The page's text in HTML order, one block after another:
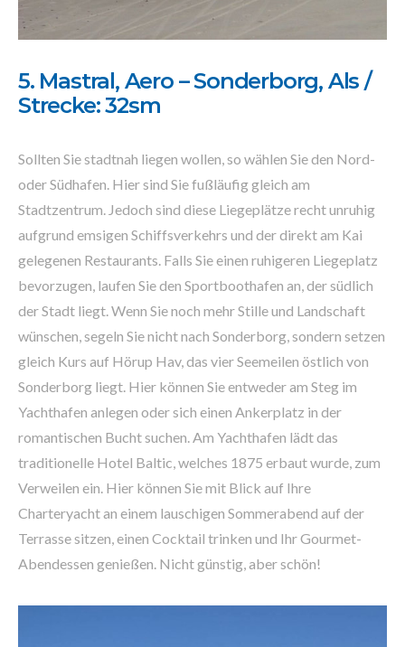
5. Mastral, Aero – Sonderborg, Als /
Strecke: 32sm
Sollten Sie stadtnah liegen wollen, so wählen Sie den Nord-
oder Südhafen. Hier sind Sie fußläufig gleich am
Stadtzentrum. Jedoch sind diese Liegeplätze recht unruhig
aufgrund emsigen Schiffsverkehrs und der direkt am Kai
gelegenen Restaurants. Falls Sie einen ruhigeren Liegeplatz
bevorzugen, laufen Sie den Sportboothafen an, der südlich
der Stadt liegt. Wenn Sie noch mehr Stille und Landschaft
wünschen, segeln Sie nicht nach Sonderborg, sondern setzen
gleich Kurs auf Hörup Hav, das vier Seemeilen östlich von
Sonderborg liegt. Hier können Sie entweder am Steg im
Yachthafen anlegen oder sich einen Ankerplatz in der
romantischen Bucht suchen. Am Yachthafen lädt das
traditionelle Hotel Baltic, welches 1875 erbaut wurde, zum
Verweilen ein. Hier können Sie mit Blick auf Ihre
Charteryacht an einem lauschigen Sommerabend auf der
Terrasse sitzen, einen Cocktail trinken und Ihr Gourmet-
Abendessen genießen. Nicht günstig, aber schön!